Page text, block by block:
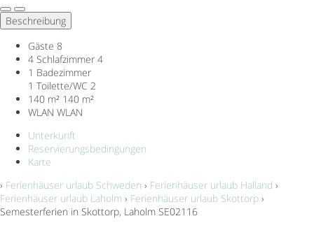
Beschreibung
Gäste 8
4 Schlafzimmer 4
1 Badezimmer
1 Toilette/WC 2
140 m² 140 m²
WLAN WLAN
Unterkunft
Reservierungsbedingungen
Karte
› Ferienhäuser urlaub Schweden › Ferienhäuser urlaub Halland ›
Ferienhäuser urlaub Laholm › Ferienhäuser urlaub Skottorp ›
Semesterferien in Skottorp, Laholm SE02116